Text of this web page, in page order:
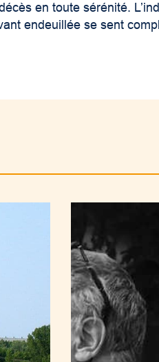
en toute sérénité.
endeuillée se sent